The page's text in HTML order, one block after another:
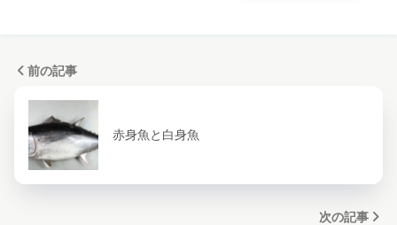
前の記事
赤身魚と白身魚
次の記事